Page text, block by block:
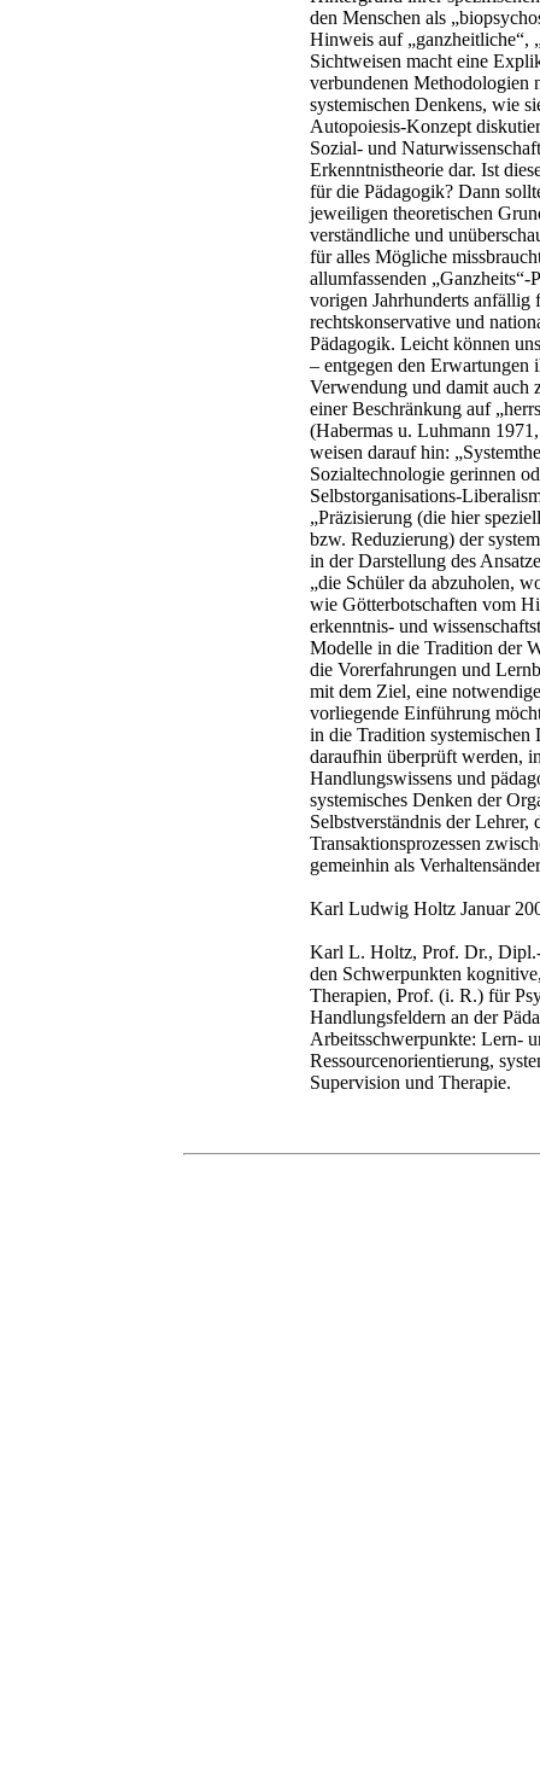
den Menschen als
Hinweis auf „ganzheitliche“,
Sichtweisen macht eine
verbundenen Methodologien
systemischen Denkens, wie
Autopoiesis-Konzept
Sozial- und
Erkenntnistheorie dar. Ist
für die Pädagogik? Dann
jeweiligen theoretischen
verständliche und
für alles Mögliche
allumfassenden
vorigen Jahrhunderts anfällig
rechtskonservative und
Pädagogik. Leicht können
– entgegen den Erwartungen
Verwendung und damit auch
einer Beschränkung auf
(Habermas u. Luhmann
weisen darauf hin:
Sozialtechnologie gerinnen
Selbstorganisations-
„Präzisierung (die hier
bzw. Reduzierung) der
in der Darstellung des
„die Schüler da abzuholen,
wie Götterbotschaften vom
erkenntnis- und
Modelle in die Tradition der
die Vorerfahrungen und
mit dem Ziel, eine
vorliegende Einführung
in die Tradition systemischen
daraufhin überprüft werden,
Handlungswissens und
systemisches Denken der
Selbstverständnis der
Transaktionsprozessen
gemeinhin als
Karl Ludwig Holtz Januar
Karl L. Holtz, Prof. Dr., Dipl.-
den Schwerpunkten
Therapien, Prof. (i. R.) für
Handlungsfeldern an der
Arbeitsschwerpunkte: Lern-
Ressourcenorientierung,
Supervision und Therapie.